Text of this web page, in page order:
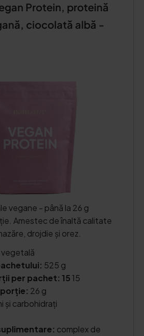
Protein, proteină
ciocolată albă -
vegane - până la 26 g
Amestec de înaltă calitate
drojdie și orez.
vegetală
525 g
per pachet: 1515
26 g
și carbohidrați
complex de